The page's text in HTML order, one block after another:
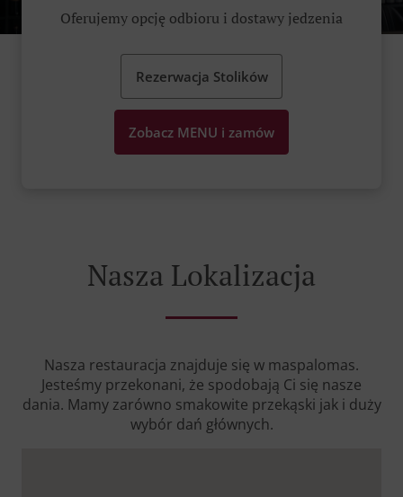
Oferujemy opcję odbioru i dostawy jedzenia
Rezerwacja Stolików
Zobacz MENU i zamów
Nasza Lokalizacja
Nasza restauracja znajduje się w maspalomas.
Jesteśmy przekonani, że spodobają Ci się nasze
dania. Mamy zarówno smakowite przekąski jak i duży
wybór dań głównych.